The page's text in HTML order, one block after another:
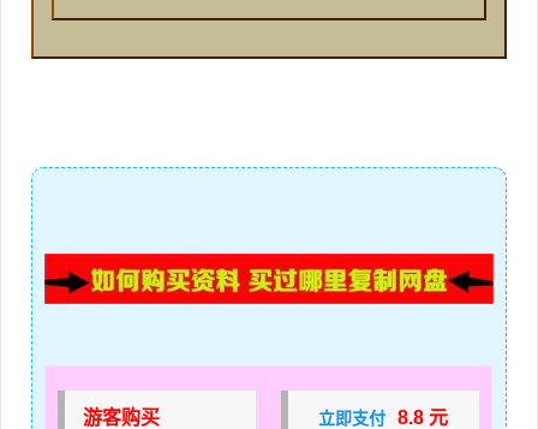
游客购买 立即支付 8.8 元